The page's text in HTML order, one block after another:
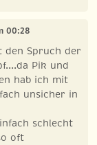
00:28
den Spruch der
Pik und
hab ich mit
unsicher in
schlecht
oft